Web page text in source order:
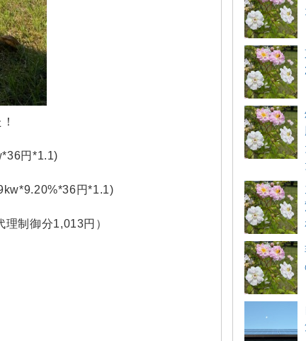
円*1.1)
円*1.1)
制御分1,013円）